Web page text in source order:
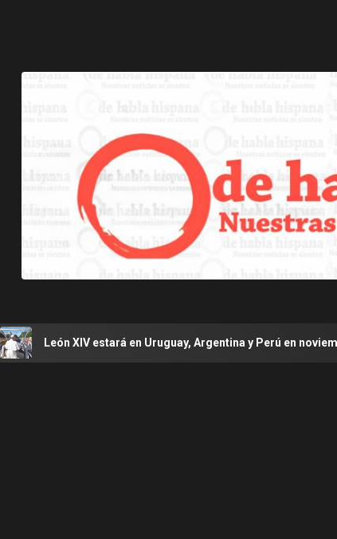
estará en Uruguay, Argentina y Perú en noviembre